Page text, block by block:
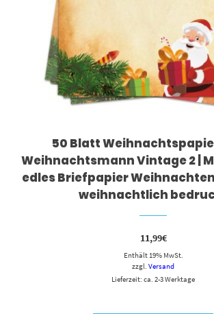
50 Blatt
Weihnachtsmann Vintage 2 |
edles Briefpapier
weihnachtlich
11,99€
Enthält 19% MwSt.
zzgl. Versand
Lieferzeit: ca. 2-3 Werktage